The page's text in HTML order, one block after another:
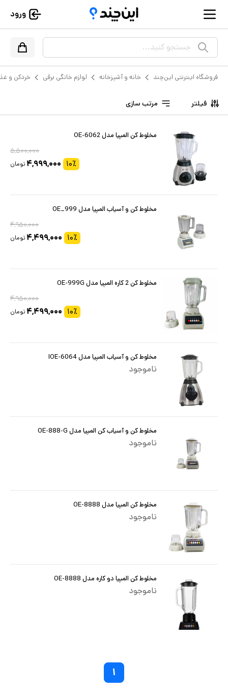
ورود
جستجو کنید...
فروشگاه اینترنتی این‌چند خانه و آشپزخانه لوازم خانگی برقی خردکن و
فیلتر مرتب سازی
مخلوط کن المپیا مدل OE-6062
۵,۵۰۰,۰۰۰
۱۰٪ ۴,۹۹۹,۰۰۰ تومان
مخلوط کن و آسیاب المپیا مدل OE_999
۴,۹۵۰,۰۰۰
۱۰٪ ۴,۴۹۹,۰۰۰ تومان
مخلوط کن 2 کاره المپیا مدل OE-999G
۴,۹۵۰,۰۰۰
۱۰٪ ۴,۴۹۹,۰۰۰ تومان
مخلوط کن و آسیاب المپیا مدل OE-6064ا
ناموجود
مخلوط کن و آسیاب کن المپیا مدل OE-888-G
ناموجود
مخلوط کن المپیا مدل OE-8888
ناموجود
مخلوط کن المپیا دو کاره مدل OE-8888
ناموجود
۱